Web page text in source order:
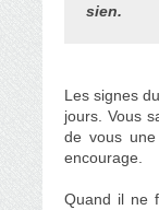
sien.
Les signes
jours. Vous
de vous
encourage.
Quand il ne